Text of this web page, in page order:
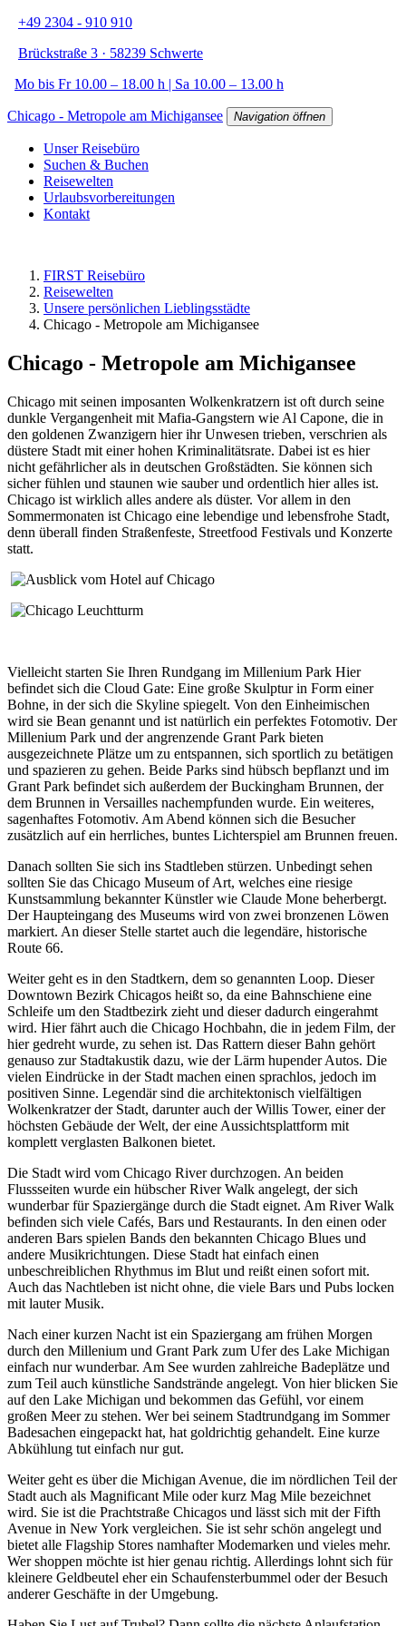
+49 2304 - 910 910
Brückstraße 3 · 58239 Schwerte
Mo bis Fr 10.00 – 18.00 h | Sa 10.00 – 13.00 h
Chicago - Metropole am Michigansee Navigation öffnen
Unser Reisebüro
Suchen & Buchen
Reisewelten
Urlaubsvorbereitungen
Kontakt
FIRST Reisebüro
Reisewelten
Unsere persönlichen Lieblingsstädte
Chicago - Metropole am Michigansee
Chicago - Metropole am Michigansee
Chicago mit seinen imposanten Wolkenkratzern ist oft durch seine
dunkle Vergangenheit mit Mafia-Gangstern wie Al Capone, die in
den goldenen Zwanzigern hier ihr Unwesen trieben, verschrien als
düstere Stadt mit einer hohen Kriminalitätsrate. Dabei ist es hier
nicht gefährlicher als in deutschen Großstädten. Sie können sich
sicher fühlen und staunen wie sauber und ordentlich hier alles ist.
Chicago ist wirklich alles andere als düster. Vor allem in den
Sommermonaten ist Chicago eine lebendige und lebensfrohe Stadt,
denn überall finden Straßenfeste, Streetfood Festivals und Konzerte
statt.
Vielleicht starten Sie Ihren Rundgang im Millenium Park Hier
befindet sich die Cloud Gate: Eine große Skulptur in Form einer
Bohne, in der sich die Skyline spiegelt. Von den Einheimischen
wird sie Bean genannt und ist natürlich ein perfektes Fotomotiv. Der
Millenium Park und der angrenzende Grant Park bieten
ausgezeichnete Plätze um zu entspannen, sich sportlich zu betätigen
und spazieren zu gehen. Beide Parks sind hübsch bepflanzt und im
Grant Park befindet sich außerdem der Buckingham Brunnen, der
dem Brunnen in Versailles nachempfunden wurde. Ein weiteres,
sagenhaftes Fotomotiv. Am Abend können sich die Besucher
zusätzlich auf ein herrliches, buntes Lichterspiel am Brunnen freuen.
Danach sollten Sie sich ins Stadtleben stürzen. Unbedingt sehen
sollten Sie das Chicago Museum of Art, welches eine riesige
Kunstsammlung bekannter Künstler wie Claude Mone beherbergt.
Der Haupteingang des Museums wird von zwei bronzenen Löwen
markiert. An dieser Stelle startet auch die legendäre, historische
Route 66.
Weiter geht es in den Stadtkern, dem so genannten Loop. Dieser
Downtown Bezirk Chicagos heißt so, da eine Bahnschiene eine
Schleife um den Stadtbezirk zieht und dieser dadurch eingerahmt
wird. Hier fährt auch die Chicago Hochbahn, die in jedem Film, der
hier gedreht wurde, zu sehen ist. Das Rattern dieser Bahn gehört
genauso zur Stadtakustik dazu, wie der Lärm hupender Autos. Die
vielen Eindrücke in der Stadt machen einen sprachlos, jedoch im
positiven Sinne. Legendär sind die architektonisch vielfältigen
Wolkenkratzer der Stadt, darunter auch der Willis Tower, einer der
höchsten Gebäude der Welt, der eine Aussichtsplattform mit
komplett verglasten Balkonen bietet.
Die Stadt wird vom Chicago River durchzogen. An beiden
Flussseiten wurde ein hübscher River Walk angelegt, der sich
wunderbar für Spaziergänge durch die Stadt eignet. Am River Walk
befinden sich viele Cafés, Bars und Restaurants. In den einen oder
anderen Bars spielen Bands den bekannten Chicago Blues und
andere Musikrichtungen. Diese Stadt hat einfach einen
unbeschreiblichen Rhythmus im Blut und reißt einen sofort mit.
Auch das Nachtleben ist nicht ohne, die viele Bars und Pubs locken
mit lauter Musik.
Nach einer kurzen Nacht ist ein Spaziergang am frühen Morgen
durch den Millenium und Grant Park zum Ufer des Lake Michigan
einfach nur wunderbar. Am See wurden zahlreiche Badeplätze und
zum Teil auch künstliche Sandstrände angelegt. Von hier blicken Sie
auf den Lake Michigan und bekommen das Gefühl, vor einem
großen Meer zu stehen. Wer bei seinem Stadtrundgang im Sommer
Badesachen eingepackt hat, hat goldrichtig gehandelt. Eine kurze
Abkühlung tut einfach nur gut.
Weiter geht es über die Michigan Avenue, die im nördlichen Teil der
Stadt auch als Magnificant Mile oder kurz Mag Mile bezeichnet
wird. Sie ist die Prachtstraße Chicagos und lässt sich mit der Fifth
Avenue in New York vergleichen. Sie ist sehr schön angelegt und
bietet alle Flagship Stores namhafter Modemarken und vieles mehr.
Wer shoppen möchte ist hier genau richtig. Allerdings lohnt sich für
kleinere Geldbeutel eher ein Schaufensterbummel oder der Besuch
anderer Geschäfte in der Umgebung.